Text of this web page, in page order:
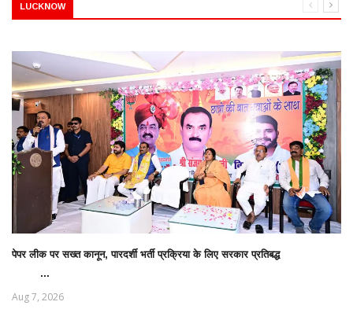
LUCKNOW
पेपर लीक पर सख्त कानून, पारदर्शी भर्ती प्रक्रिया के लिए सरकार प्रतिबद्ध
...
Aug 7, 2026